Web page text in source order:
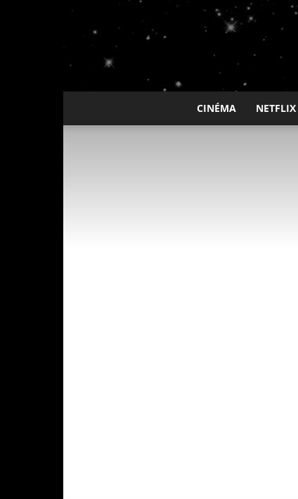
CINÉMA NETFLIX